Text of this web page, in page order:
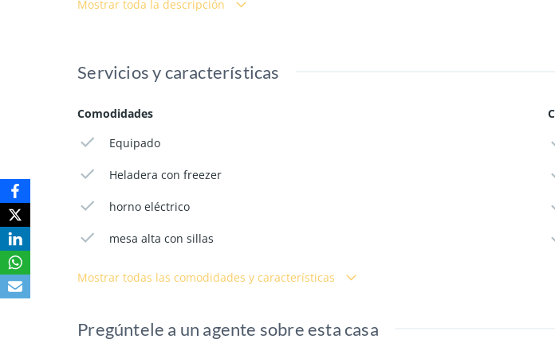
Baño con ducha.
Mostrar toda la descripción
Servicios y características
Comodidades
Equipado
Heladera con freezer
horno eléctrico
mesa alta con sillas
Mostrar todas las comodidades y características
Pregúntele a un agente sobre esta casa